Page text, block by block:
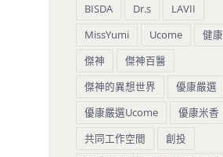
BISDA Dr.s
LAVII
MissYumi
Ucome
健康
傑神
傑神百醫
傑神的異想世界
優康嚴選
優康嚴選Ucome
優康米香
共同工作空間
創投